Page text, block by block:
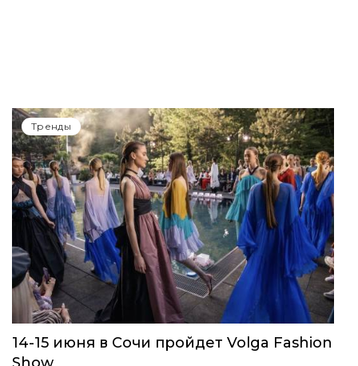
Тренды
14-15 июня в Сочи пройдет Volga Fashion